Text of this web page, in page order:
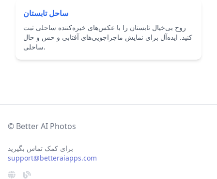
ساحل تابستان
روح بی‌خیال تابستان را با عکس‌های خیره‌کننده ساحلی ثبت
کنید. ایده‌آل برای نمایش ماجراجویی‌های آفتابی و حس و حال
ساحلی.
© Better AI Photos
برای کمک تماس بگیرید
support@betteraiapps.com